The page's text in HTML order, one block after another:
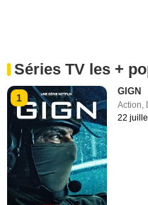
Séries TV les +
1
GIGN
Action,
22